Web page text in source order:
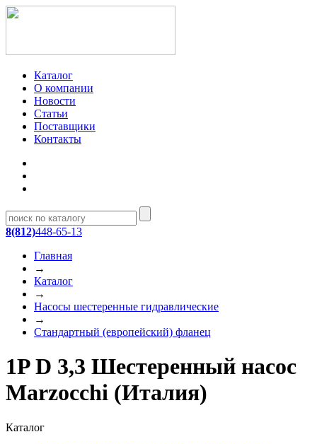
Каталог
О компании
Новости
Статьи
Поставщики
Контакты
8(812)448-65-13
Главная
→
Каталог
→
Насосы шестеренные гидравлические
→
Стандартный (европейский) фланец
1P D 3,3 Шестеренный насос
Marzocchi (Италия)
Каталог